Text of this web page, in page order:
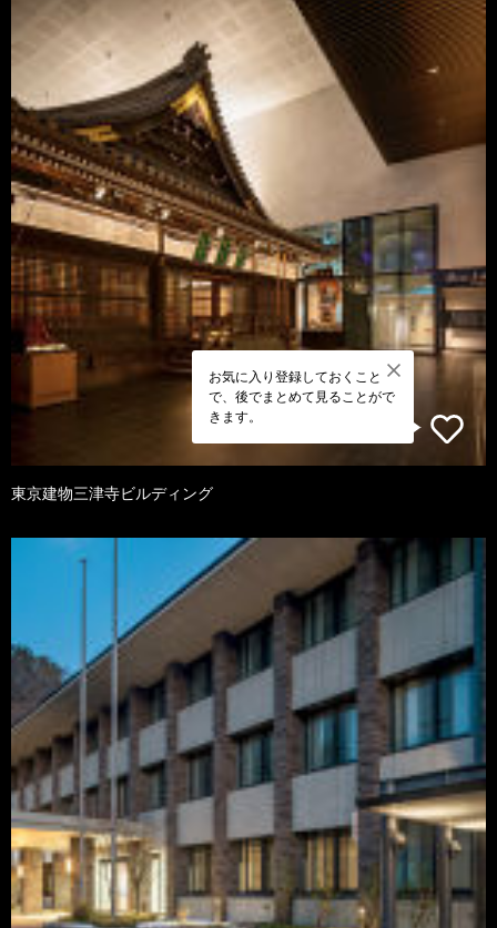
お気に入り登録しておくこと
で、後でまとめて見ることがで
きます。
東京建物三津寺ビルディング